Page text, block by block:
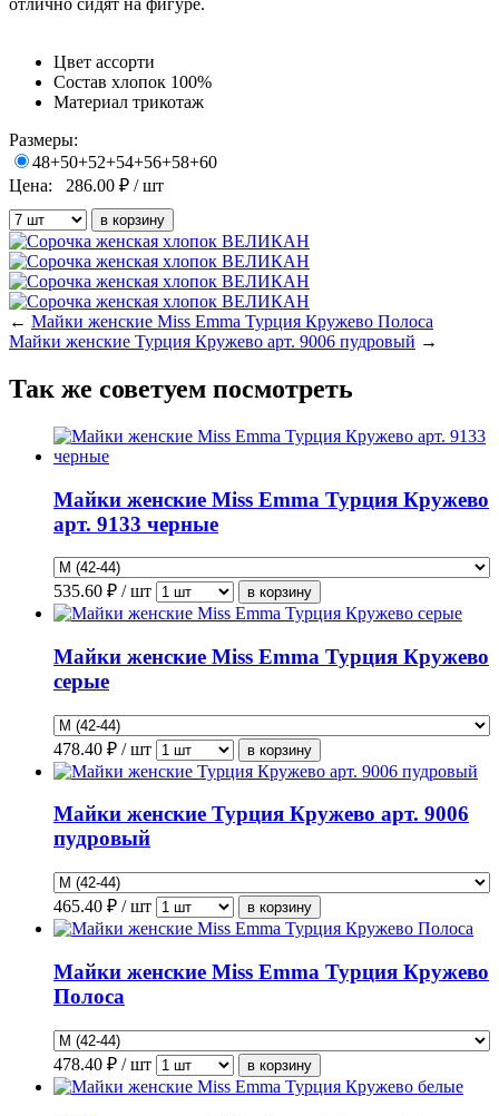
отлично сидят на фигуре.
Цвет ассорти
Состав хлопок 100%
Материал трикотаж
Размеры:
48+50+52+54+56+58+60
Цена:
286.00 ₽ / шт
← Майки женские Miss Emma Турция Кружево Полоса
Майки женские Турция Кружево арт. 9006 пудровый →
Так же советуем посмотреть
Майки женские Miss Emma Турция Кружево
арт. 9133 черные
535.60 ₽ / шт
Майки женские Miss Emma Турция Кружево
серые
478.40 ₽ / шт
Майки женские Турция Кружево арт. 9006
пудровый
465.40 ₽ / шт
Майки женские Miss Emma Турция Кружево
Полоса
478.40 ₽ / шт